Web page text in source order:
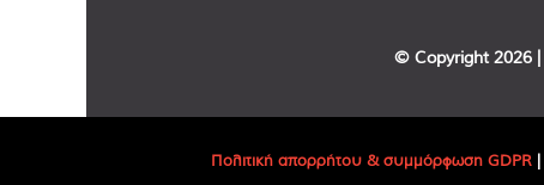
© Copyright 2026
Πολιτική απορρήτου & συμμόρφωση GDPR